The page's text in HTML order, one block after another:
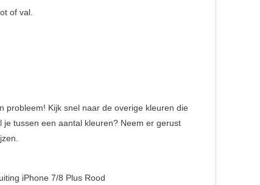
of val.
probleem! Kijk snel naar de overige kleuren die
tussen een aantal kleuren? Neem er gerust
iPhone 7/8 Plus Rood